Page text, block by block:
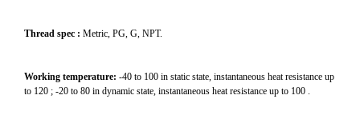
Thread spec : Metric, PG, G, NPT.
Working temperature: -40 to 100 in static state, instantaneous heat resistance up
to 120 ; -20 to 80 in dynamic state, instantaneous heat resistance up to 100 .